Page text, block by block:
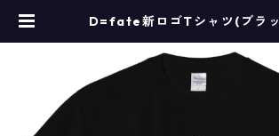
D=fate新ロゴTシャツ(ブラ